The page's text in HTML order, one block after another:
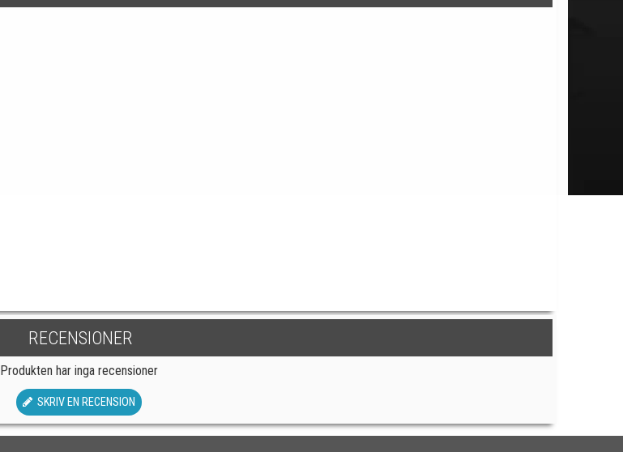
RECENSIONER
Produkten har inga recensioner
SKRIV EN RECENSION